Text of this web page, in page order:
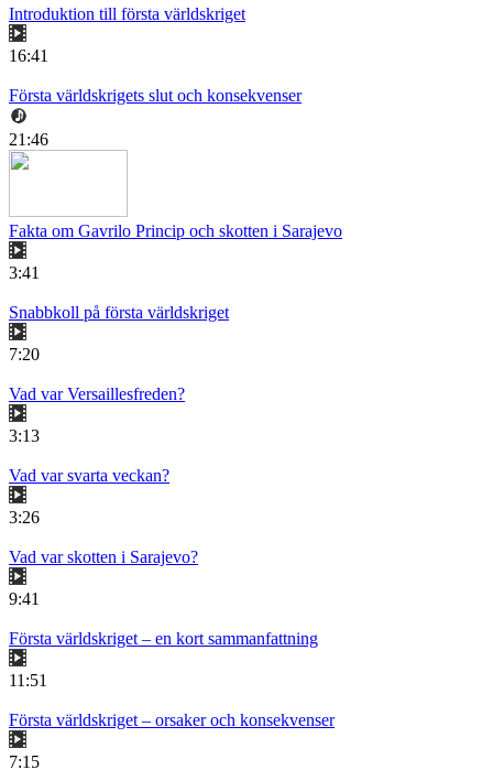
Introduktion till första världskriget
16:41
Första världskrigets slut och konsekvenser
21:46
Fakta om Gavrilo Princip och skotten i Sarajevo
3:41
Snabbkoll på första världskriget
7:20
Vad var Versaillesfreden?
3:13
Vad var svarta veckan?
3:26
Vad var skotten i Sarajevo?
9:41
Första världskriget – en kort sammanfattning
11:51
Första världskriget – orsaker och konsekvenser
7:15